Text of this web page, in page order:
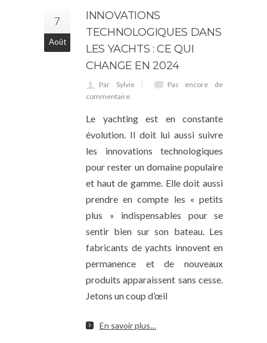
7
Août
INNOVATIONS
TECHNOLOGIQUES DANS
LES YACHTS : CE QUI
CHANGE EN 2024
Par Sylvie
Pas encore de
commentaire.
Le yachting est en constante
évolution. Il doit lui aussi suivre
les innovations technologiques
pour rester un domaine populaire
et haut de gamme. Elle doit aussi
prendre en compte les « petits
plus » indispensables pour se
sentir bien sur son bateau. Les
fabricants de yachts innovent en
permanence et de nouveaux
produits apparaissent sans cesse.
Jetons un coup d’œil
En savoir plus…